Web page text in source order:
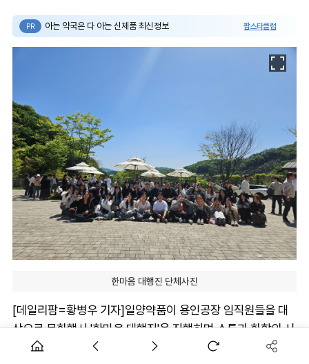
PR 아는 약국은 다 아는 신제품 최신정보 팜스타클럽
한마음 대행진 단체사진
[데일리팜=황병우 기자]일양약품이 용인공장 임직원들을 대
상으로 문화행사 '한마음 대행진'을 진행하며 소통과 화합의 시
간을 가졌다.